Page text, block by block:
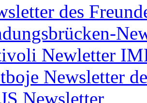
des
Newletter
Newsletter
Newsletter